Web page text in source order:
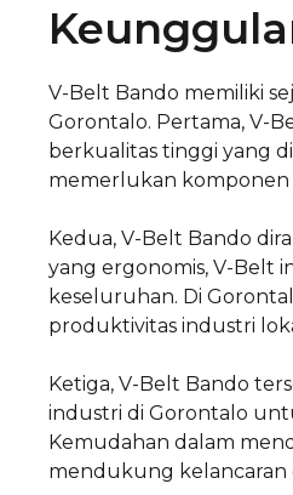
V-Belt Bando memiliki
Gorontalo. Pertama, V-
berkualitas tinggi yang
memerlukan komponen
Kedua, V-Belt Bando
yang ergonomis, V-Belt
keseluruhan. Di
produktivitas industri
Ketiga, V-Belt Bando
industri di Gorontalo
Kemudahan dalam
mendukung kelancaran